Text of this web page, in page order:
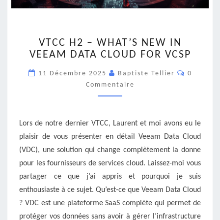
H2
–
NEW
IN
VEEAM
CLOUD
VCSP
VTCC H2 – WHAT’S NEW IN
VEEAM DATA CLOUD FOR VCSP
11 Décembre 2025 Baptiste Tellier
0
Commentaire
Lors de notre dernier VTCC, Laurent et moi avons eu le
plaisir de vous présenter en détail Veeam Data Cloud
(VDC), une solution qui change complètement la donne
pour les fournisseurs de services cloud. Laissez-moi vous
partager ce que j’ai appris et pourquoi je suis
enthousiaste à ce sujet. Qu’est-ce que Veeam Data Cloud
? VDC est une plateforme SaaS complète qui permet de
protéger vos données sans avoir à gérer l’infrastructure